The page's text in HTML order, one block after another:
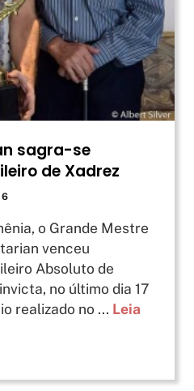
sagra-se
de Xadrez
o Grande Mestre
venceu
Absoluto de
no último dia 17
realizado no ... Leia